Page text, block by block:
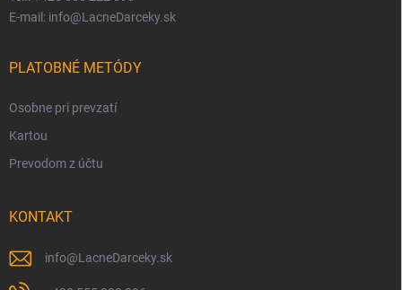
E-mail: info@LacneDarceky.sk
PLATOBNÉ METÓDY
Osobne pri prevzatí
Kartou
Prevodom z účtu
KONTAKT
info@LacneDarceky.sk